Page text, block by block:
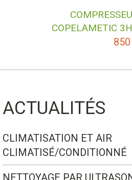
COPELAMETIC
850
ACTUALITÉS
CLIMATISATION ET AIR
CLIMATISÉ/CONDITIONNÉ
NETTOYAGE PAR